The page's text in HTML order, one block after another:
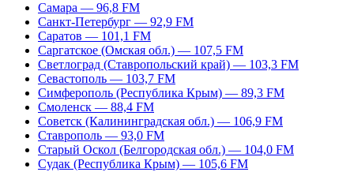
Самара — 96,8 FM
Санкт-Петербург — 92,9 FM
Саратов — 101,1 FM
Саргатское (Омская обл.) — 107,5 FM
Светлоград (Ставропольский край) — 103,3 FM
Севастополь — 103,7 FM
Симферополь (Республика Крым) — 89,3 FM
Смоленск — 88,4 FM
Советск (Калининградская обл.) — 106,9 FM
Ставрополь — 93,0 FM
Старый Оскол (Белгородская обл.) — 104,0 FM
Судак (Республика Крым) — 105,6 FM